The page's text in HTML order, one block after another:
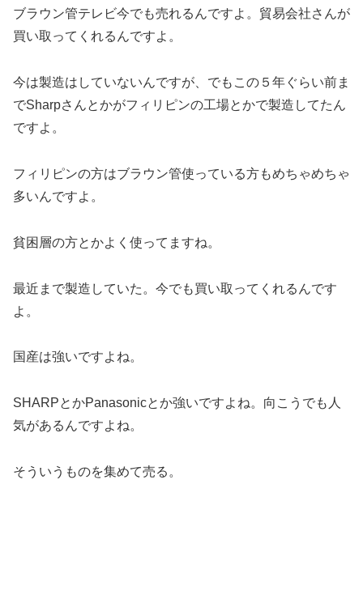
ブラウン管テレビ今でも売れるんですよ。貿易会社さんが
買い取ってくれるんですよ。
今は製造はしていないんですが、でもこの５年ぐらい前ま
でSharpさんとかがフィリピンの工場とかで製造してたん
ですよ。
フィリピンの方はブラウン管使っている方もめちゃめちゃ
多いんですよ。
貧困層の方とかよく使ってますね。
最近まで製造していた。今でも買い取ってくれるんです
よ。
国産は強いですよね。
SHARPとかPanasonicとか強いですよね。向こうでも人
気があるんですよね。
そういうものを集めて売る。